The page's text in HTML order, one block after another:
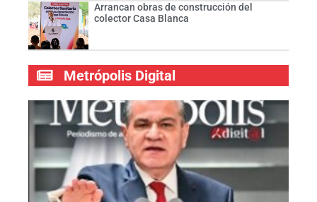
Arrancan obras de construcción del
colector Casa Blanca
Metrópolis Digital